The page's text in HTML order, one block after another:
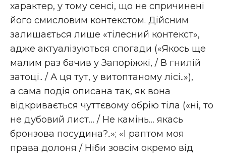
характер, у тому сенсі, що не спричинені
його смисловим контекстом. Дійсним
залишається лише «тілесний контекст»,
адже актуалізуються спогади («Якось ще
малим раз бачив у Запоріжжі, / В гнилій
затоці.. / А ця тут, у витоптаному лісі..»),
а сама подія описана так, як вона
відкривається чуттєвому обрію тіла («ні, то
не дубовий лист… / Не камінь… якась
бронзова посудина?..»; «І раптом моя
права долоня / Ніби зовсім окремо від